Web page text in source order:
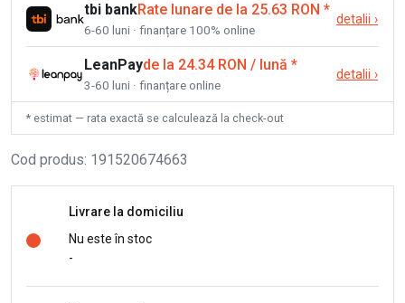
tbi bankRate lunare de la 25.63 RON *
6-60 luni · finanțare 100% online
detalii ›
LeanPayde la 24.34 RON / lună *
3-60 luni · finanțare online
detalii ›
* estimat — rata exactă se calculează la check-out
Cod produs: 191520674663
Livrare la domiciliu
Nu este în stoc
-